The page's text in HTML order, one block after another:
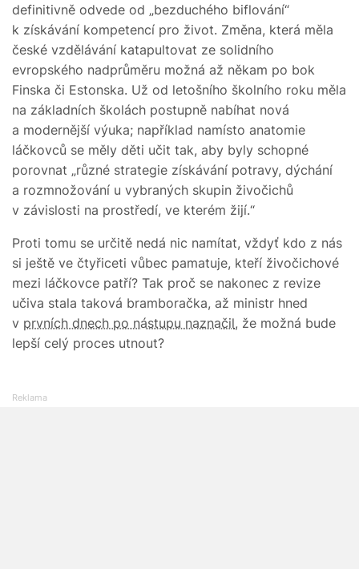
definitivně odvede od „bezduchého biflování“
k získávání kompetencí pro život. Změna, která měla
české vzdělávání katapultovat ze solidního
evropského nadprůměru možná až někam po bok
Finska či Estonska. Už od letošního školního roku měla
na základních školách postupně nabíhat nová
a modernější výuka; například namísto anatomie
láčkovců se měly děti učit tak, aby byly schopné
porovnat „různé strategie získávání potravy, dýchání
a rozmnožování u vybraných skupin živočichů
v závislosti na prostředí, ve kterém žijí.“
Proti tomu se určitě nedá nic namítat, vždyť kdo z nás
si ještě ve čtyřiceti vůbec pamatuje, kteří živočichové
mezi láčkovce patří? Tak proč se nakonec z revize
učiva stala taková bramboračka, až ministr hned
v prvních dnech po nástupu naznačil, že možná bude
lepší celý proces utnout?